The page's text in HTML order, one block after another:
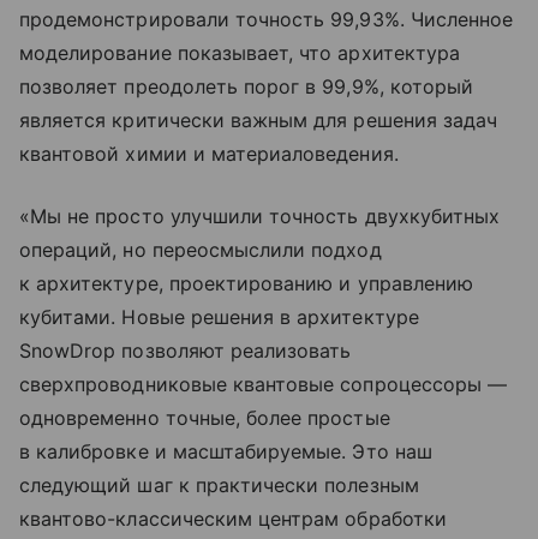
продемонстрировали точность 99,93%. Численное
моделирование показывает, что архитектура
позволяет преодолеть порог в 99,9%, который
является критически важным для решения задач
квантовой химии и материаловедения.
«Мы не просто улучшили точность двухкубитных
операций, но переосмыслили подход
к архитектуре, проектированию и управлению
кубитами. Новые решения в архитектуре
SnowDrop позволяют реализовать
сверхпроводниковые квантовые сопроцессоры —
одновременно точные, более простые
в калибровке и масштабируемые. Это наш
следующий шаг к практически полезным
квантово-классическим центрам обработки